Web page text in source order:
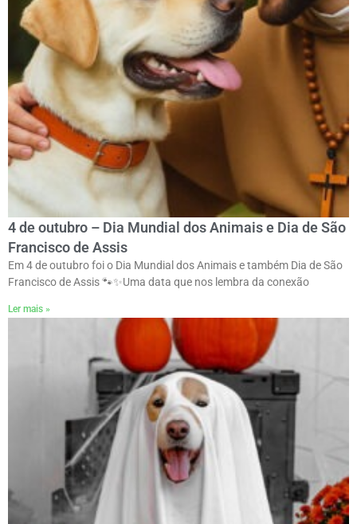
4 de outubro – Dia Mundial dos Animais e Dia de São
Francisco de Assis
Em 4 de outubro foi o Dia Mundial dos Animais e também Dia de São
Francisco de Assis 🐾✨ㅤUma data que nos lembra da conexão
Ler mais »